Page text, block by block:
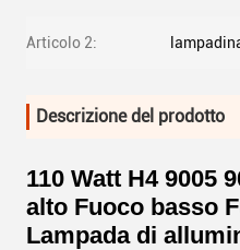
Articolo 2:
Descrizione del prodotto
110 Watt H4 9005
alto Fuoco basso
Lampada di